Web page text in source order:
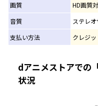
画質
HD画質
音質
ステレ
支払い方法
クレジ
dアニメストアでの
状況